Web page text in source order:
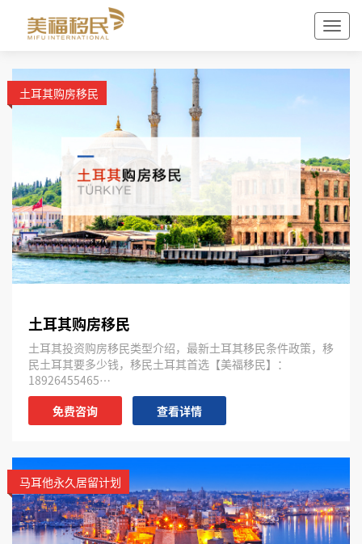
土耳其购房移民
土耳其购房移民
土耳其投资购房移民类型介绍，最新土耳其移民条件政策，移
民土耳其要多少钱，移民土耳其首选【美福移民】：
18926455465…
免费咨询
查看详情
马耳他永久居留计划